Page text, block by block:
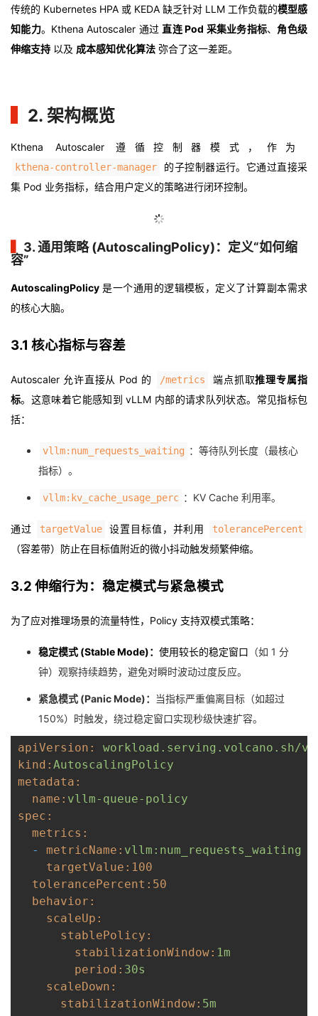
传统的 Kubernetes HPA 或 KEDA 缺乏针对 LLM 工作负载的模型感
知能力。Kthena Autoscaler 通过 直连 Pod 采集业务指标、角色级
伸缩支持 以及 成本感知优化算法 弥合了这一差距。
2. 架构概览
Kthena Autoscaler 遵循控制器模式，作为
kthena-controller-manager
的子控制器运行。它通过直接采
集 Pod 业务指标，结合用户定义的策略进行闭环控制。
3. 通用策略 (AutoscalingPolicy)：定义“如何缩
容”
AutoscalingPolicy 是一个通用的逻辑模板，定义了计算副本需求
的核心大脑。
3.1 核心指标与容差
Autoscaler 允许直接从 Pod 的 /metrics 端点抓取推理专属指
标。这意味着它能感知到 vLLM 内部的请求队列状态。常见指标包
括：
vllm:num_requests_waiting ：等待队列长度（最核心
指标）。
vllm:kv_cache_usage_perc ：KV Cache 利用率。
通过 targetValue 设置目标值，并利用 tolerancePercent
（容差带）防止在目标值附近的微小抖动触发频繁伸缩。
3.2 伸缩行为：稳定模式与紧急模式
为了应对推理场景的流量特性，Policy 支持双模式策略：
稳定模式 (Stable Mode)： 使用较长的稳定窗口 （如 1 分
钟）观察持续趋势，避免对瞬时波动过度反应。
紧急模式 (Panic Mode)：
当指标严重偏离目标（如超过
150%）时触发，绕过稳定窗口实现秒级快速扩容。
apiVersion:
workload.serving.volcano.sh/
kind: AutoscalingPolicy
metadata:
name: vllm-queue-policy
spec:
metrics:
- metricName: vllm:num_requests_waiting
targetValue: 100
tolerancePercent: 50
behavior:
scaleUp:
stablePolicy:
stabilizationWindow: 1m
period: 30s
scaleDown:
stabilizationWindow: 5m